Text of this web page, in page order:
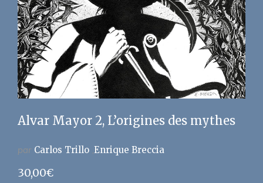
Alvar Mayor 2, L’origines des mythes
par Carlos Trillo Enrique Breccia
30,00€